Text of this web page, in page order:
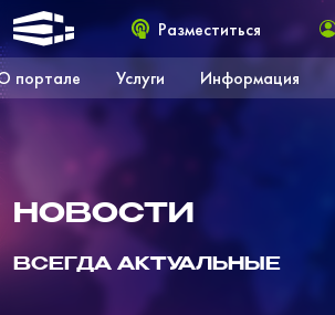
портале Услуги Информация
Разместиться
НОВОСТИ
ВСЕГДА АКТУАЛЬНЫЕ